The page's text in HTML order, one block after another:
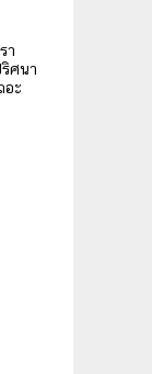
า
ศนา
อะ